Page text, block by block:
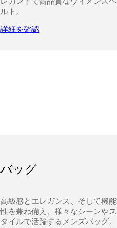
ルト。
詳細を確認
バッグ
高級感とエレガンス、そして機能
性を兼ね備え、様々なシーンやス
タイルで活躍するメンズバッグ。